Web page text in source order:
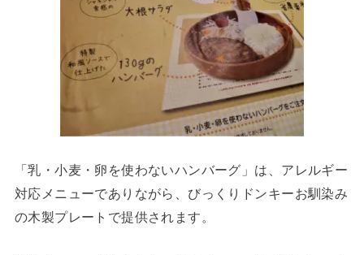
「乳・小麦・卵を使わないハンバーグ」は、アレルギー
対応メニューでありながら、びっくりドンキーお馴染み
の木製プレートで提供されます。